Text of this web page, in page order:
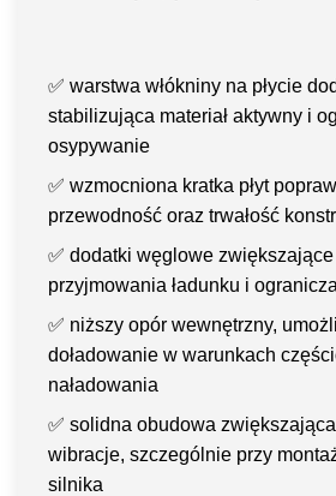
✅ warstwa włókniny na płycie
stabilizująca materiał aktywny i
osypywanie
✅ wzmocniona kratka płyt
przewodność oraz trwałość
✅ dodatki węglowe
przyjmowania ładunku i
✅ niższy opór wewnętrzny,
doładowanie w warunkach
naładowania
✅ solidna obudowa
wibracje, szczególnie przy
silnika